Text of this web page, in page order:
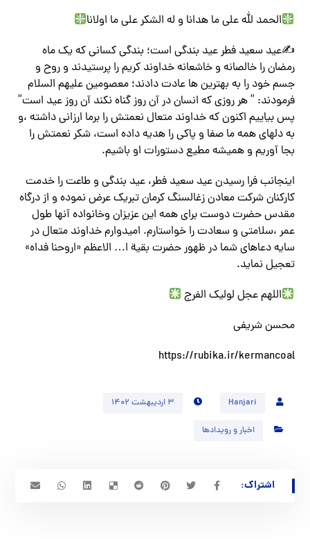
الحمد لله على ما هدانا و له الشکر على ما اولانا
✍عید سعید فطر عید بندگی است؛ بندگی کسانی که یک ماه
رمضان را خالصانه و خاشعانه خداوند کریم را پرستیدند و روح و
جسم خود را به بهترین ها عادت دادند؛ معصومین علیهم السلام
فرمودند: ” هر روزی که انسان در آن روز گناه نکند آن روز عید است”
پس بیاییم اکنون که خداوند متعال نعمتش را برما ارزانی داشته ،و
به دلهای همه ما صفا و پاکی را هدیه داده است، شکر نعمتش را
بجا آوریم و همیشه مطیع دستورات او باشیم.
اینجانب فرا رسیدن عید سعید فطر، عید بندگی و طاعت را خدمت
کارکنان شرکت معادن زغالسنگ کرمان تبریک عرض نموده و از درگاه
مقدس حضرت دوست برای همه این عزیزان وخانواده آنها طول
عمر ،سلامتی و سعادت را خواستارم. امیدوارم خداوند متعال در
سایه دعاهای شما در ظهور حضرت بقیة ا… الاعظم «اروحنا فداه»
تعجیل نماید.
اللهم عجل لولیک الفرج
محسن شریفی
https://rubika.ir/kermancoal
Hanjari ۳ اردیبهشت ۱۴۰۲
اخبار و رویدادها